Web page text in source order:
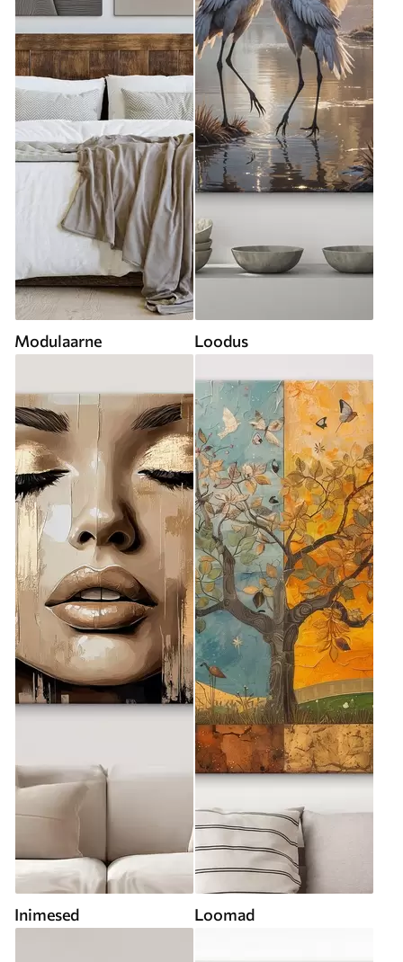
Modulaarne Loodus
Inimesed Loomad